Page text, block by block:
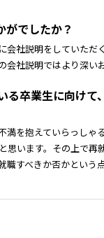
でしたか？
社説明をしていた
社説明ではより深い
卒業生に向けて
を抱えていらっしゃ
います。その上で再
すべきか否かという